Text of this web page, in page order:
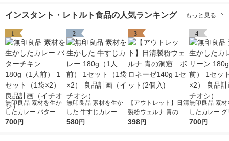
インスタント・レトルト食品の人気ランキング もっと見る
1
無印良品 素材を生か
したカレー バターチ
キン 180g（1人前） 1
700円
2
無印良品 素材を生か
した 牛すじカレー 18
0g（1人前） 1セット
580円
3
【アウトレット】日清
製粉ウェルナ 青の洞
窟 ボロネーゼ140g
398円
4
無印良品 素材
したカレー
180g（1人前
700円